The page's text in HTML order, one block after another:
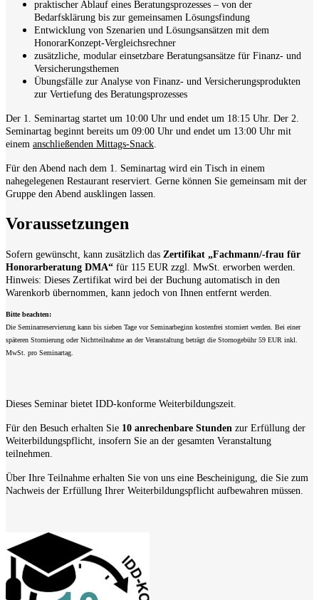
praktischer Ablauf eines Beratungsprozesses – von der
Bedarfsklärung bis zur gemeinsamen Lösungsfindung
Entwicklung von Szenarien und Lösungsansätzen mit dem
HonorarKonzept-Vergleichsrechner
zusätzliche, modular einsetzbare Beratungsansätze für Finanz- und
Versicherungsthemen
Übungsfälle zur Analyse von Finanz- und Versicherungsprodukten
zur Vertiefung des Beratungsprozesses
Der 1. Seminartag startet um 10:00 Uhr und endet um 18:15 Uhr. Der 2.
Seminartag beginnt bereits um 09:00 Uhr und endet um 13:00 Uhr mit
einem anschließenden Mittags-Snack.
Für den Abend nach dem 1. Seminartag wird ein Tisch in einem
nahegelegenen Restaurant reserviert. Gerne können Sie gemeinsam mit der
Gruppe den Abend ausklingen lassen.
Voraussetzungen
Sofern gewünscht, kann zusätzlich das Zertifikat „Fachmann/-frau für
Honorarberatung DMA“ für 115 EUR zzgl. MwSt. erworben werden.
Hinweis: Dieses Zertifikat wird bei der Buchung automatisch in den
Warenkorb übernommen, kann jedoch von Ihnen entfernt werden.
Bitte beachten:
Die Seminarreservierung kann bis sieben Tage vor Seminarbeginn kostenfrei storniert werden. Bei einer
späteren Stornierung oder Nichtteilnahme an der Veranstaltung beträgt die Stornogebühr 59 EUR inkl.
MwSt. pro Seminartag.
Dieses Seminar bietet IDD-konforme Weiterbildungszeit.
Für den Besuch erhalten Sie 10 anrechenbare Stunden zur Erfüllung der
Weiterbildungspflicht, insofern Sie an der gesamten Veranstaltung
teilnehmen.
Über Ihre Teilnahme erhalten Sie von uns eine Bescheinigung, die Sie zum
Nachweis der Erfüllung Ihrer Weiterbildungspflicht aufbewahren müssen.